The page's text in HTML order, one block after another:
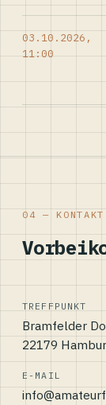
03.10.2026,
11:00
04 — KONTAKT
TREFFPUNKT
Bramfelder
22179
E-MAIL